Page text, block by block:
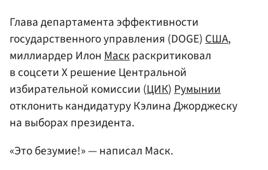
Глава департамента эффективности
государственного управления (DOGE)США,
миллиардер ИлонМаскраскритиковал
в соцсети X решение Центральной
избирательной комиссии (ЦИК)Румынии
отклонить кандидатуру Кэлина Джорджеску
на выборах президента.
«Это безумие!» — написал Маск.